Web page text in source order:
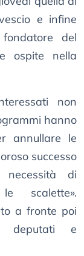
e infine
del
ospite nella
non
hanno
annullare le
successo
di
scalette».
a fronte poi
deputati e